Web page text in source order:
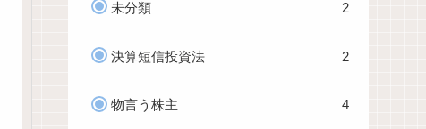
未分類 2
決算短信投資法 2
物言う株主 4